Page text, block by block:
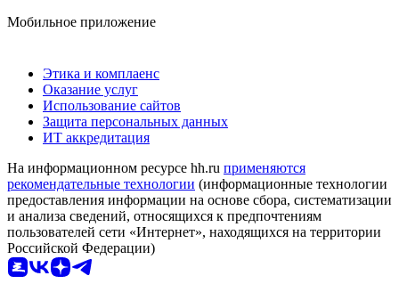
Мобильное приложение
Этика и комплаенс
Оказание услуг
Использование сайтов
Защита персональных данных
ИТ аккредитация
На информационном ресурсе hh.ru применяются
рекомендательные технологии (информационные технологии
предоставления информации на основе сбора, систематизации
и анализа сведений, относящихся к предпочтениям
пользователей сети «Интернет», находящихся на территории
Российской Федерации)